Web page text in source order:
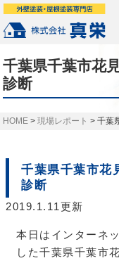
千葉県千葉市
診断
>現場レポート >千葉
千葉県千葉市
診断
2019.1.11更新
本日はインターネ
した千葉県千葉市